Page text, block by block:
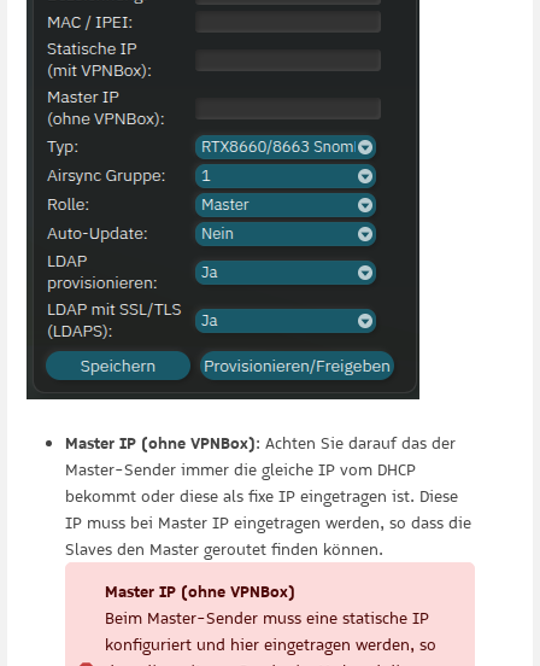
Master IP (ohne VPNBox): Achten Sie darauf das der
Master-Sender immer die gleiche IP vom DHCP
bekommt oder diese als fixe IP eingetragen ist. Diese
IP muss bei Master IP eingetragen werden, so dass die
Slaves den Master geroutet finden können.
Master IP (ohne VPNBox)
Beim Master-Sender muss eine statische IP
konfiguriert und hier eingetragen werden, so